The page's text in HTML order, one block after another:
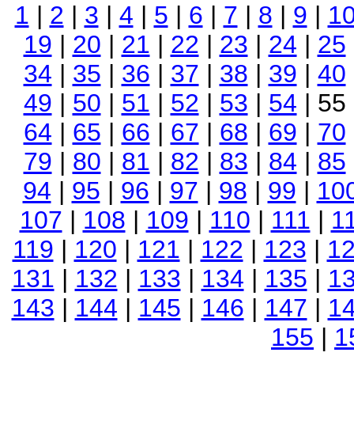
1 | 2 | 3 | 4 | 5 | 6 | 7 | 8 | 9 |
19 | 20 | 21 | 22 | 23 | 24 | 25
34 | 35 | 36 | 37 | 38 | 39 | 40
49 | 50 | 51 | 52 | 53 | 54 |
64 | 65 | 66 | 67 | 68 | 69 | 70
79 | 80 | 81 | 82 | 83 | 84 | 85
94 | 95 | 96 | 97 | 98 | 99 |
107 | 108 | 109 | 110 | 111 |
119 | 120 | 121 | 122 | 123 |
131 | 132 | 133 | 134 | 135 |
143 | 144 | 145 | 146 | 147 |
155 |